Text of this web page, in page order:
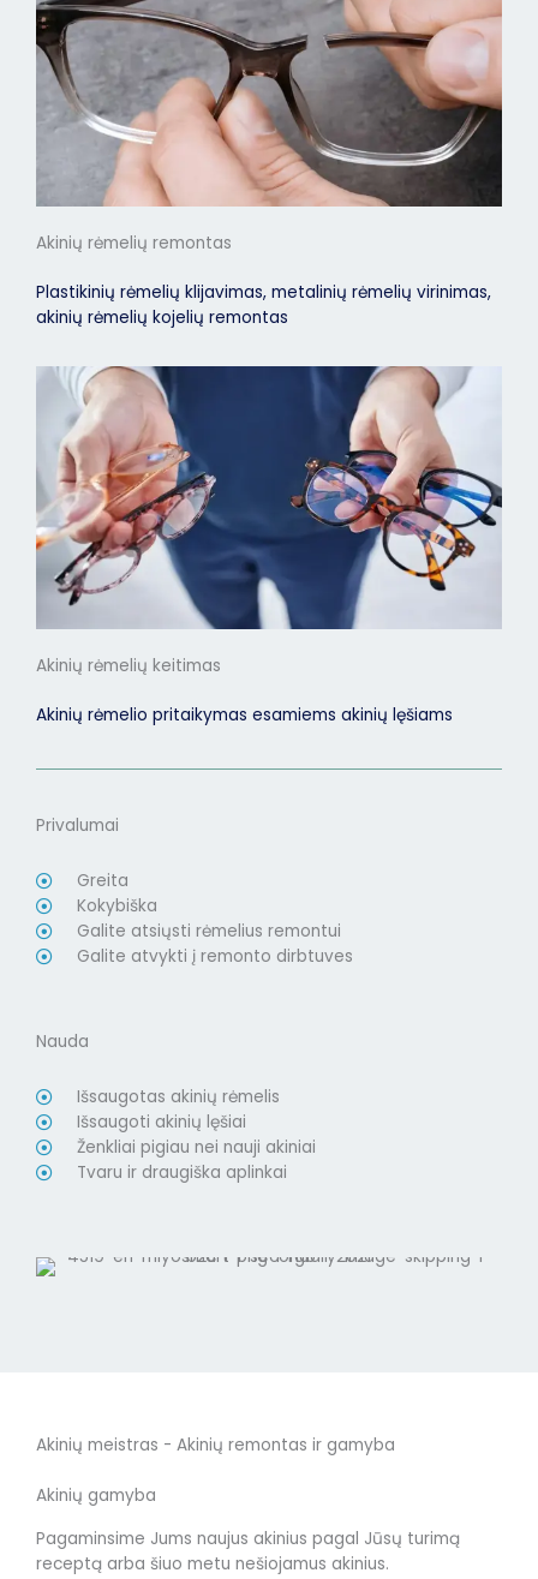
Akinių rėmelių remontas
Plastikinių rėmelių klijavimas, metalinių rėmelių virinimas,
akinių rėmelių kojelių remontas
Akinių rėmelių keitimas
Akinių rėmelio pritaikymas esamiems akinių lęšiams
Privalumai
Greita
Kokybiška
Galite atsiųsti rėmelius remontui
Galite atvykti į remonto dirbtuves
Nauda
Išsaugotas akinių rėmelis
Išsaugoti akinių lęšiai
Ženkliai pigiau nei nauji akiniai
Tvaru ir draugiška aplinkai
Akinių meistras - Akinių remontas ir gamyba
Akinių gamyba
Pagaminsime Jums naujus akinius pagal Jūsų turimą
receptą arba šiuo metu nešiojamus akinius.